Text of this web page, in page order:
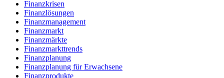
Finanzkrisen
Finanzlösungen
Finanzmanagement
Finanzmarkt
Finanzmärkte
Finanzmarkttrends
Finanzplanung
Finanzplanung für Erwachsene
Finanzprodukte